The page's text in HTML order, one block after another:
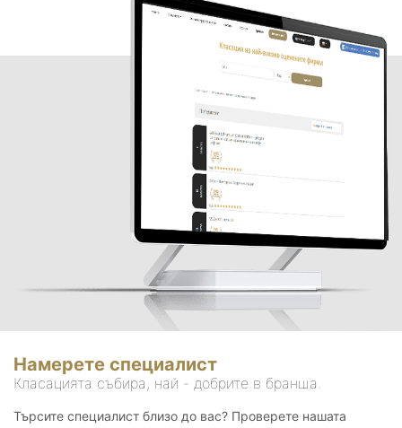
Намерете специалист
Класацията събира, най - добрите в бранша.
Търсите специалист близо до вас? Проверете нашата